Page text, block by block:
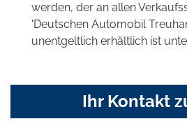
werden, der an allen
'Deutschen Automobil
unentgeltlich erhältlich ist
Ihr Kontakt